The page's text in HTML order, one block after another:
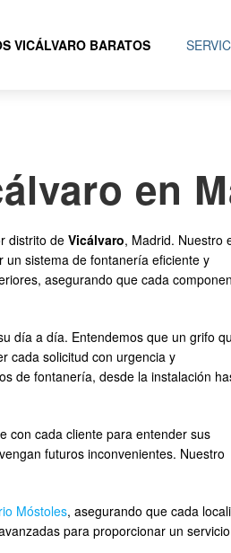
VICÁLVARO BARATOS
en
distrito deVicálvaro, Madrid. Nuestro
sistema de fontanería eficiente y
asegurando que cada
día a día. Entendemos que un grifo
cada solicitud con urgencia y
de fontanería, desde la instalación
con cada cliente para entender sus
futuros inconvenientes. Nuestro
Móstoles, asegurando que cada
para proporcionar un servicio